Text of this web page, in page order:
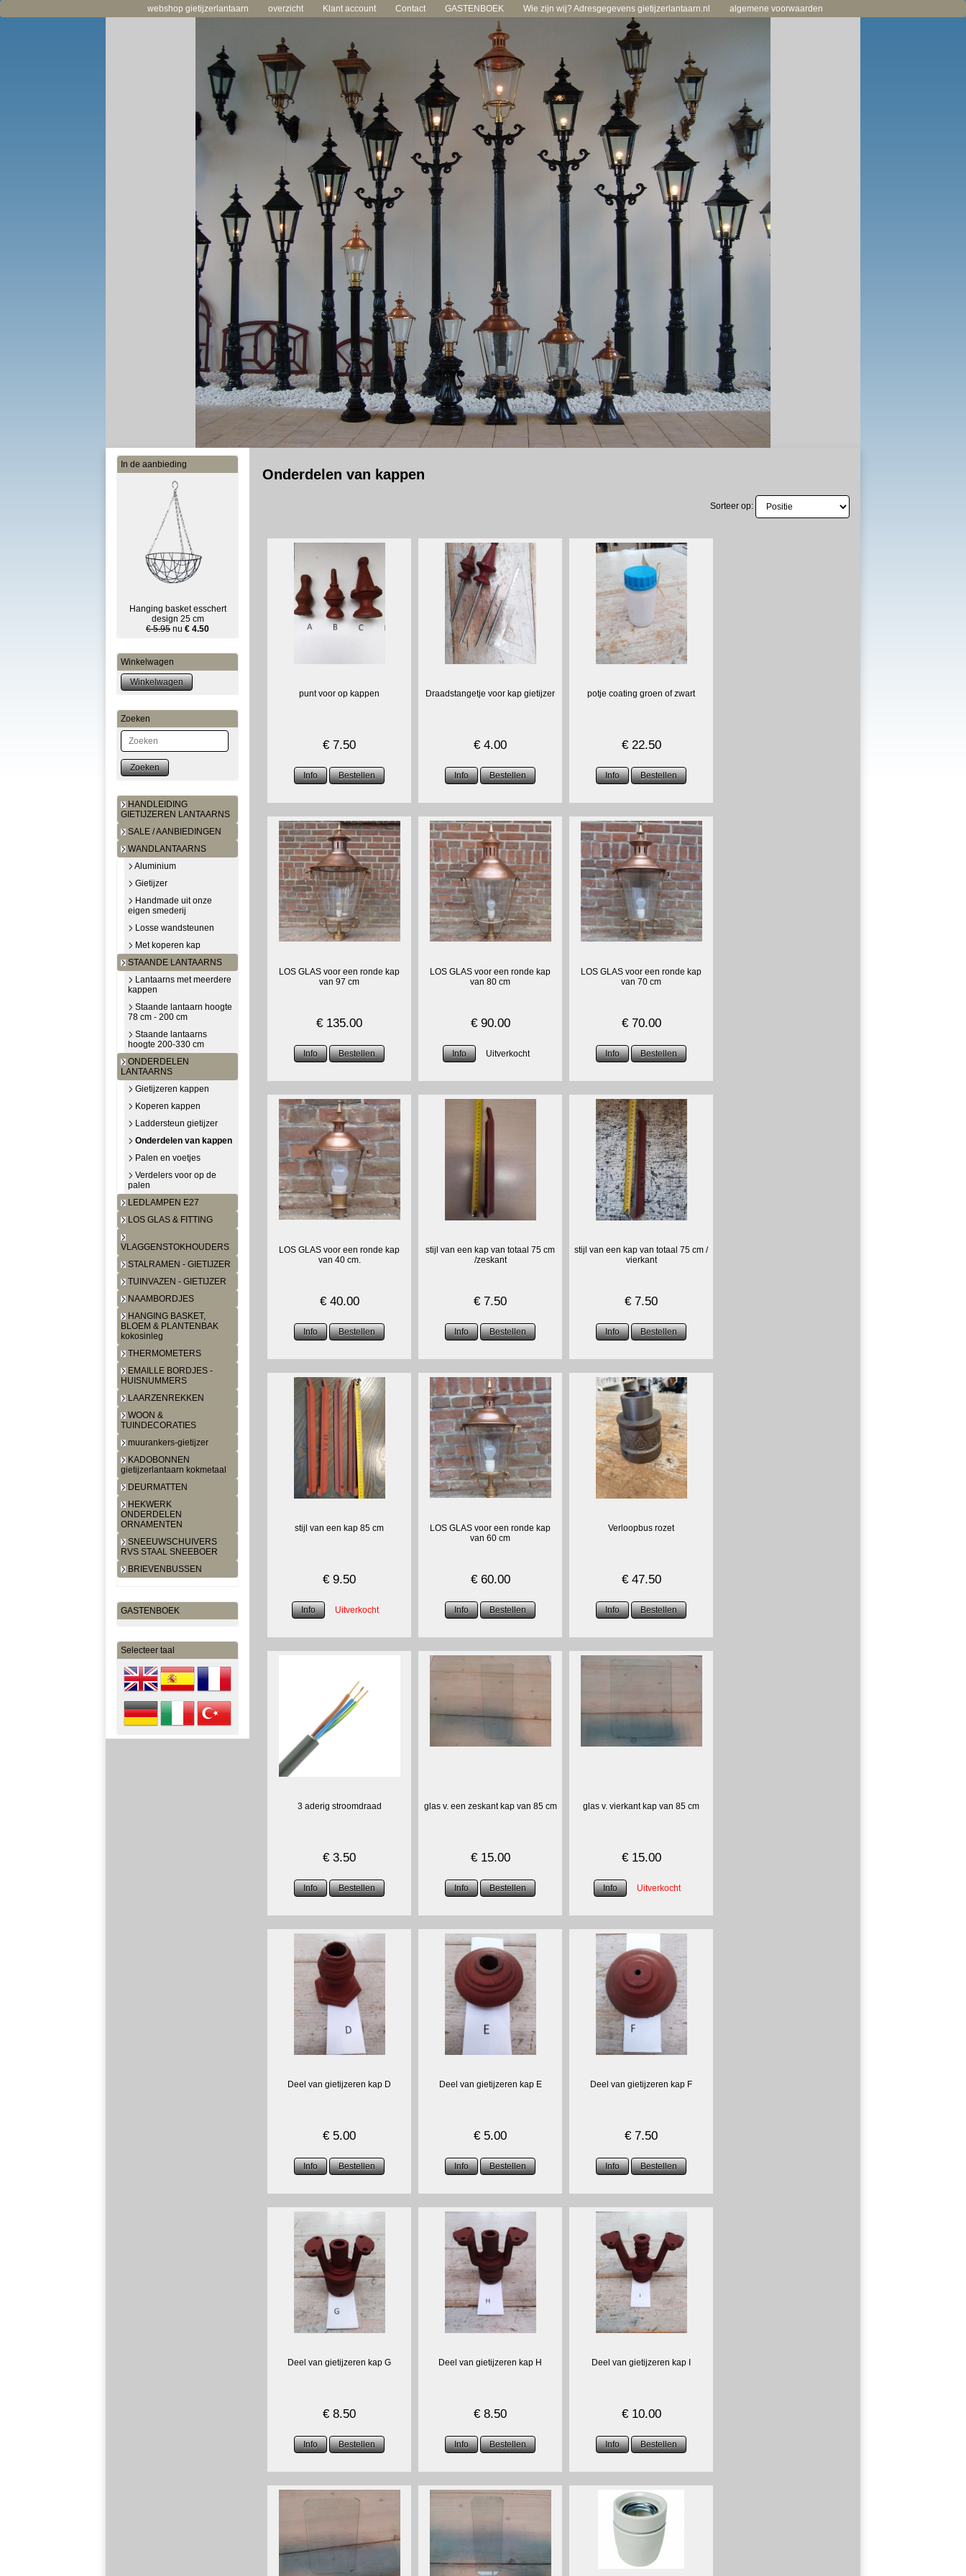
webshop gietijzerlantaarn overzicht Klant account Contact GASTENBOEK Wie zijn wij? Adresgegevens gietijzerlantaarn.nl algemene voorwaarden
In de aanbieding
Hanging basket esschert
design 25 cm
€ 5.95 nu € 4.50
Winkelwagen
Zoeken
Zoeken
HANDLEIDING
GIETIJZEREN LANTAARNS
SALE / AANBIEDINGEN
WANDLANTAARNS
Aluminium
Gietijzer
Handmade uit onze
eigen smederij
Losse wandsteunen
Met koperen kap
STAANDE LANTAARNS
Lantaarns met meerdere
kappen
Staande lantaarn hoogte
78 cm - 200 cm
Staande lantaarns
hoogte 200-330 cm
ONDERDELEN
LANTAARNS
Gietijzeren kappen
Koperen kappen
Laddersteun gietijzer
Onderdelen van kappen
Palen en voetjes
Verdelers voor op de
palen
LEDLAMPEN E27
LOS GLAS & FITTING
VLAGGENSTOKHOUDERS
STALRAMEN - GIETIJZER
TUINVAZEN - GIETIJZER
NAAMBORDJES
HANGING BASKET,
BLOEM & PLANTENBAK
kokosinleg
THERMOMETERS
EMAILLE BORDJES -
HUISNUMMERS
LAARZENREKKEN
WOON &
TUINDECORATIES
muurankers-gietijzer
KADOBONNEN
gietijzerlantaarn kokmetaal
DEURMATTEN
HEKWERK
ONDERDELEN
ORNAMENTEN
SNEEUWSCHUIVERS
RVS STAAL SNEEBOER
BRIEVENBUSSEN
GASTENBOEK
Selecteer taal
Onderdelen van kappen
Sorteer op:
punt voor op kappen
€ 7.50
Draadstangetje voor kap gietijzer
€ 4.00
potje coating groen of zwart
€ 22.50
LOS GLAS voor een ronde kap
van 97 cm
€ 135.00
LOS GLAS voor een ronde kap
van 80 cm
€ 90.00
LOS GLAS voor een ronde kap
van 70 cm
€ 70.00
LOS GLAS voor een ronde kap
van 40 cm.
€ 40.00
stijl van een kap van totaal 75 cm
/zeskant
€ 7.50
stijl van een kap van totaal 75 cm /
vierkant
€ 7.50
stijl van een kap 85 cm
€ 9.50
LOS GLAS voor een ronde kap
van 60 cm
€ 60.00
Verloopbus rozet
€ 47.50
3 aderig stroomdraad
€ 3.50
glas v. een zeskant kap van 85 cm
€ 15.00
glas v. vierkant kap van 85 cm
€ 15.00
Deel van gietijzeren kap D
€ 5.00
Deel van gietijzeren kap E
€ 5.00
Deel van gietijzeren kap F
€ 7.50
Deel van gietijzeren kap G
€ 8.50
Deel van gietijzeren kap H
€ 8.50
Deel van gietijzeren kap I
€ 10.00